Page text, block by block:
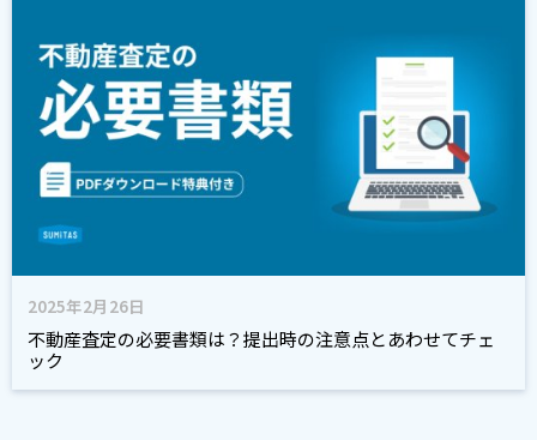
2025年2月26日
不動産査定の必要書類は？提出時の注意点とあわせてチェ
ック